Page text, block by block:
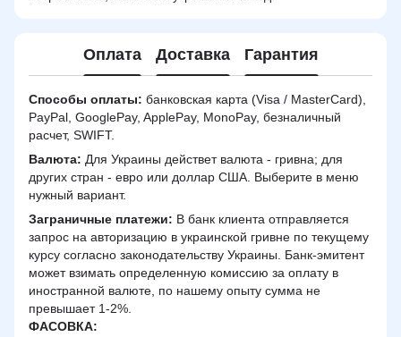
Оплата Доставка Гарантия
Способы оплаты: банковская карта (Visa / MasterCard),
PayPal, GooglePay, ApplePay, MonoPay, безналичный
расчет, SWIFT.
Валюта: Для Украины действет валюта - гривна; для
других стран - евро или доллар США. Выберите в меню
нужный вариант.
Заграничные платежи: В банк клиента отправляется
запрос на авторизацию в украинской гривне по текущему
курсу согласно законодательству Украины. Банк-эмитент
может взимать определенную комиссию за оплату в
иностранной валюте, по нашему опыту сумма не
превышает 1-2%.
ФАСОВКА: